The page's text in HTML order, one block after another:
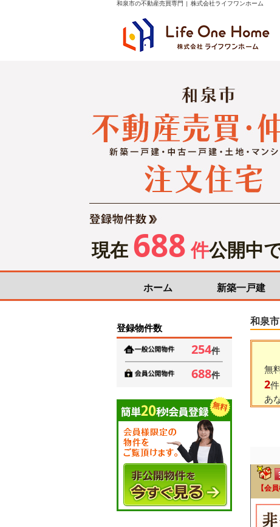
和泉市の不動産売買専門 | 株式会社ライフワンホーム
現在 688 件公開中
ホーム 新築一戸建
和泉
無
2
あ
【会
登録物件数
254件
688件